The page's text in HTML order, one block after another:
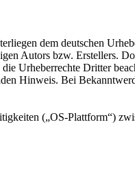
dem deutschen
Autors bzw. Erstellers.
Urheberrechte Dritter
Hinweis. Bei
(„OS-Plattform“)